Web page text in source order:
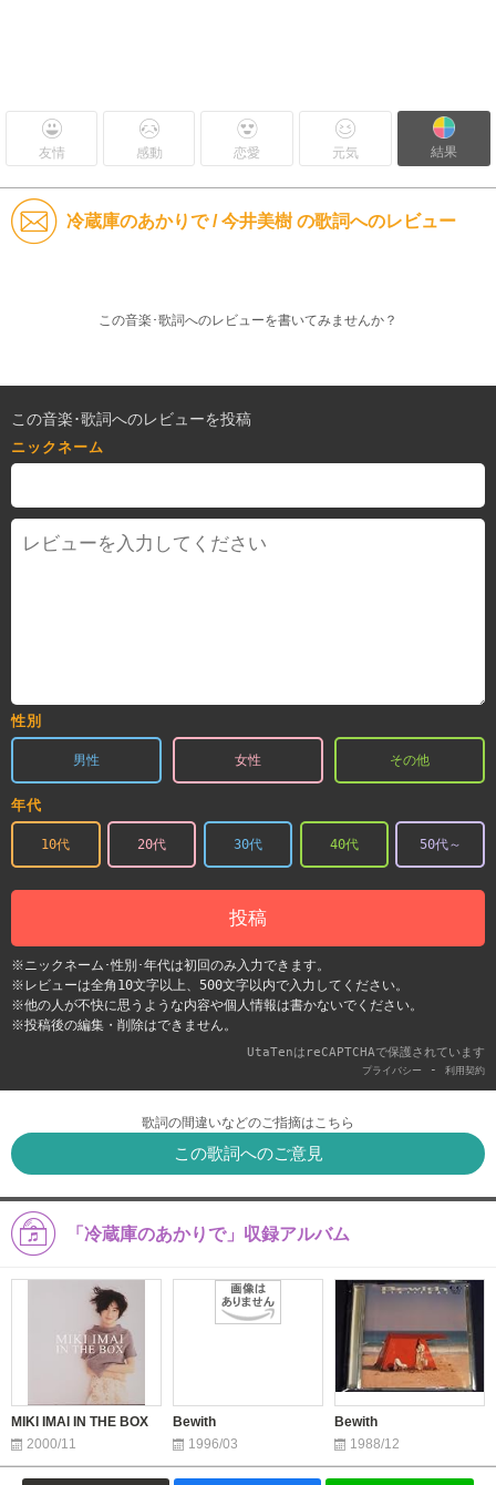
友情 感動 恋愛 元気 結果
冷蔵庫のあかりで / 今井美樹 の歌詞へのレビュー
この音楽･歌詞へのレビューを書いてみませんか？
この音楽･歌詞へのレビューを投稿
ニックネーム
性別
男性 女性 その他
年代
10代 20代 30代 40代 50代～
投稿
※ニックネーム･性別･年代は初回のみ入力できます。
※レビューは全角10文字以上、500文字以内で入力してください。
※他の人が不快に思うような内容や個人情報は書かないでください。
※投稿後の編集・削除はできません。
UtaTenはreCAPTCHAで保護されています
プライバシー - 利用契約
歌詞の間違いなどのご指摘はこちら
この歌詞へのご意見
「冷蔵庫のあかりで」収録アルバム
MIKI IMAI IN THE BOX
2000/11
Bewith
1996/03
Bewith
1988/12